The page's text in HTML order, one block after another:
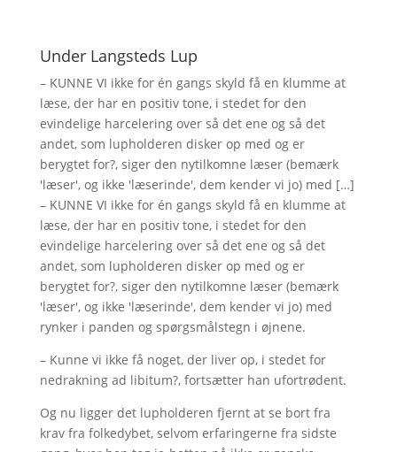
Under Langsteds Lup
– KUNNE VI ikke for én gangs skyld få en klumme at
læse, der har en positiv tone, i stedet for den
evindelige harcelering over så det ene og så det
andet, som lupholderen disker op med og er
berygtet for?, siger den nytilkomne læser (bemærk
'læser', og ikke 'læserinde', dem kender vi jo) med […]
– KUNNE VI ikke for én gangs skyld få en klumme at
læse, der har en positiv tone, i stedet for den
evindelige harcelering over så det ene og så det
andet, som lupholderen disker op med og er
berygtet for?, siger den nytilkomne læser (bemærk
'læser', og ikke 'læserinde', dem kender vi jo) med
rynker i panden og spørgsmålstegn i øjnene.
– Kunne vi ikke få noget, der liver op, i stedet for
nedrakning ad libitum?, fortsætter han ufortrødent.
Og nu ligger det lupholderen fjernt at se bort fra
krav fra folkedybet, selvom erfaringerne fra sidste